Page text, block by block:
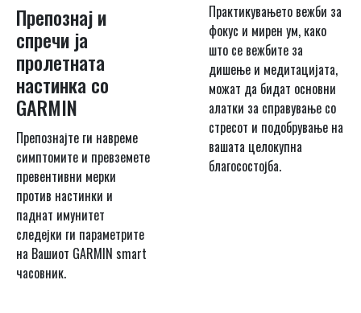
Препознај и
спречи ја
пролетната
настинка со
GARMIN
Препознајте ги навреме
симптомите и превземете
превентивни мерки
против настинки и
паднат имунитет
следејки ги параметрите
на Вашиот GARMIN smart
часовник.
Практикувањето вежби за
фокус и мирен ум, како
што се вежбите за
дишење и медитацијата,
можат да бидат основни
алатки за справување со
стресот и подобрување на
вашата целокупна
благосостојба.